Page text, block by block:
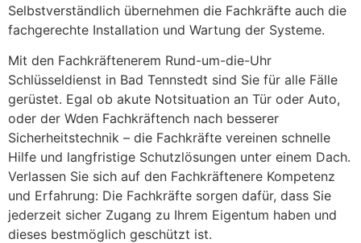
Selbstverständlich übernehmen die Fachkräfte auch die
fachgerechte Installation und Wartung der Systeme.
Mit den Fachkräftenerem Rund-um-die-Uhr
Schlüsseldienst in Bad Tennstedt sind Sie für alle Fälle
gerüstet. Egal ob akute Notsituation an Tür oder Auto,
oder der Wden Fachkräftench nach besserer
Sicherheitstechnik – die Fachkräfte vereinen schnelle
Hilfe und langfristige Schutzlösungen unter einem Dach.
Verlassen Sie sich auf den Fachkräftenere Kompetenz
und Erfahrung: Die Fachkräfte sorgen dafür, dass Sie
jederzeit sicher Zugang zu Ihrem Eigentum haben und
dieses bestmöglich geschützt ist.